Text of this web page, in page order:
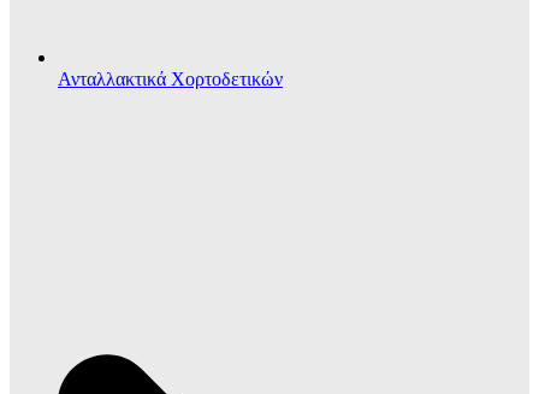
Ανταλλακτικά Χορτοδετικών